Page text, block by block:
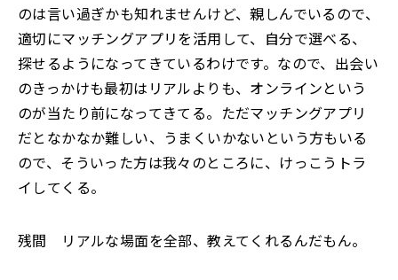
のは言い過ぎかも知れませんけど、親しんでいるので、
適切にマッチングアプリを活用して、自分で選べる、
探せるようになってきているわけです。なので、出会い
のきっかけも最初はリアルよりも、オンラインという
のが当たり前になってきてる。ただマッチングアプリ
だとなかなか難しい、うまくいかないという方もいる
ので、そういった方は我々のところに、けっこうトラ
イしてくる。
残間 リアルな場面を全部、教えてくれるんだもん。